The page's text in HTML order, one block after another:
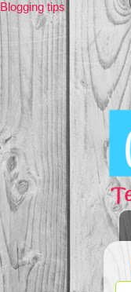
Blogging tips